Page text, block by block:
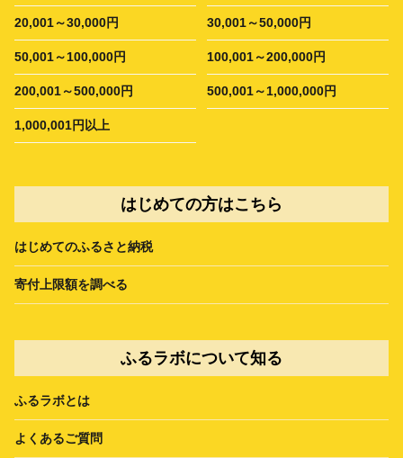
20,001～30,000円 30,001～50,000円
50,001～100,000円 100,001～200,000円
200,001～500,000円 500,001～1,000,000円
1,000,001円以上
はじめての方はこちら
はじめてのふるさと納税
寄付上限額を調べる
ふるラボについて知る
ふるラボとは
よくあるご質問